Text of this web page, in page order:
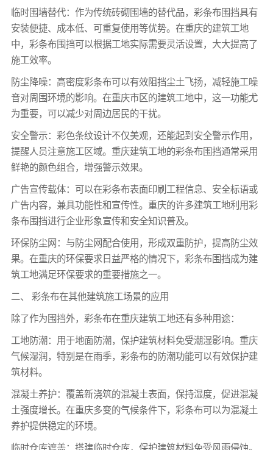
临时围墙替代：作为传统砖砌围墙的替代品， 彩条布围挡具有
安装便捷、成本低、可重复使用等优势。在重庆的建筑工地
中， 彩条布围挡可以根据工地实际需要灵活设置，大大提高了
施工效率。
防尘降噪：高密度彩条布可以有效阻挡尘土飞扬，减轻施工噪
音对周围环境的影响。在重庆市区的建筑工地中，这一功能尤
为重要，可以减少对周边居民的干扰。
安全警示：彩色条纹设计不仅美观，还能起到安全警示作用，
提醒人员注意施工区域。重庆建筑工地的彩条布围挡通常采用
鲜艳的颜色组合，增强警示效果。
广告宣传载体：可以在彩条布表面印刷工程信息、安全标语或
广告内容，兼具功能性和宣传性。重庆的许多建筑工地利用彩
条布围挡进行企业形象宣传和安全知识普及。
环保防尘网：与防尘网配合使用，形成双重防护，提高防尘效
果。在重庆的环保要求日益严格的情况下，彩条布围挡成为建
筑工地满足环保要求的重要措施之一。
二、 彩条布在其他建筑施工场景的应用
除了作为围挡外，彩条布在重庆建筑工地还有多种用途：
工地防潮：用于地面防潮，保护建筑材料免受潮湿影响。重庆
气候湿润，特别是在雨季，彩条布的防潮功能可以有效保护建
筑材料。
混凝土养护：覆盖新浇筑的混凝土表面，保持湿度，促进混凝
土强度增长。在重庆多变的气候条件下，彩条布可以为混凝土
养护提供稳定的环境。
临时仓库遮盖：搭建临时仓库，保护建筑材料免受风雨侵蚀。